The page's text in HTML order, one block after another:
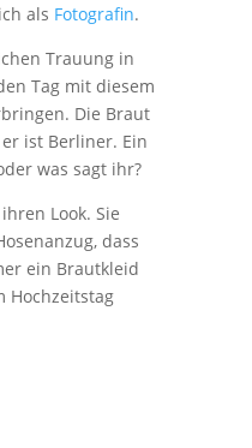
als Fotografin.
Trauung in
Tag mit diesem
Die Braut
ist Berliner. Ein
was sagt ihr?
Look. Sie
dass
ein Brautkleid
Hochzeitstag